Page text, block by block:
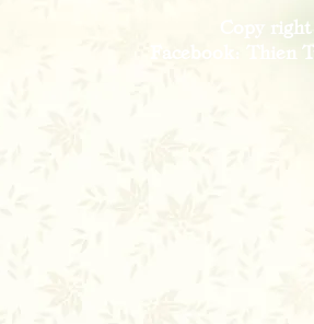
Copy
Facebook: Thien